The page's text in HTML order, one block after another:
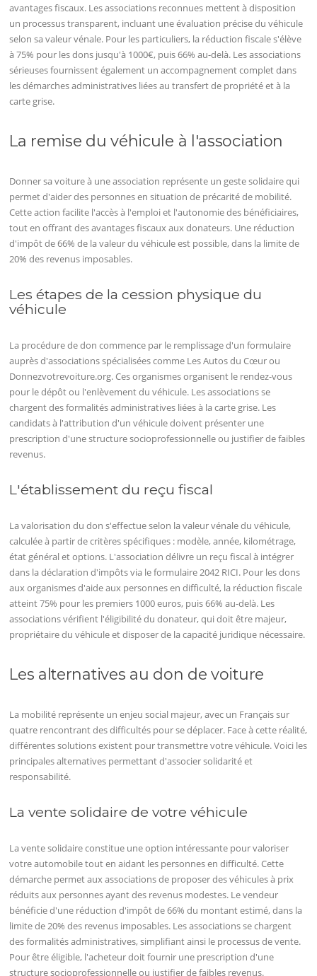
avantages fiscaux. Les associations reconnues mettent à disposition
un processus transparent, incluant une évaluation précise du véhicule
selon sa valeur vénale. Pour les particuliers, la réduction fiscale s'élève
à 75% pour les dons jusqu'à 1000€, puis 66% au-delà. Les associations
sérieuses fournissent également un accompagnement complet dans
les démarches administratives liées au transfert de propriété et à la
carte grise.
La remise du véhicule à l'association
Donner sa voiture à une association représente un geste solidaire qui
permet d'aider des personnes en situation de précarité de mobilité.
Cette action facilite l'accès à l'emploi et l'autonomie des bénéficiaires,
tout en offrant des avantages fiscaux aux donateurs. Une réduction
d'impôt de 66% de la valeur du véhicule est possible, dans la limite de
20% des revenus imposables.
Les étapes de la cession physique du
véhicule
La procédure de don commence par le remplissage d'un formulaire
auprès d'associations spécialisées comme Les Autos du Cœur ou
Donnezvotrevoiture.org. Ces organismes organisent le rendez-vous
pour le dépôt ou l'enlèvement du véhicule. Les associations se
chargent des formalités administratives liées à la carte grise. Les
candidats à l'attribution d'un véhicule doivent présenter une
prescription d'une structure socioprofessionnelle ou justifier de faibles
revenus.
L'établissement du reçu fiscal
La valorisation du don s'effectue selon la valeur vénale du véhicule,
calculée à partir de critères spécifiques : modèle, année, kilométrage,
état général et options. L'association délivre un reçu fiscal à intégrer
dans la déclaration d'impôts via le formulaire 2042 RICI. Pour les dons
aux organismes d'aide aux personnes en difficulté, la réduction fiscale
atteint 75% pour les premiers 1000 euros, puis 66% au-delà. Les
associations vérifient l'éligibilité du donateur, qui doit être majeur,
propriétaire du véhicule et disposer de la capacité juridique nécessaire.
Les alternatives au don de voiture
La mobilité représente un enjeu social majeur, avec un Français sur
quatre rencontrant des difficultés pour se déplacer. Face à cette réalité,
différentes solutions existent pour transmettre votre véhicule. Voici les
principales alternatives permettant d'associer solidarité et
responsabilité.
La vente solidaire de votre véhicule
La vente solidaire constitue une option intéressante pour valoriser
votre automobile tout en aidant les personnes en difficulté. Cette
démarche permet aux associations de proposer des véhicules à prix
réduits aux personnes ayant des revenus modestes. Le vendeur
bénéficie d'une réduction d'impôt de 66% du montant estimé, dans la
limite de 20% des revenus imposables. Les associations se chargent
des formalités administratives, simplifiant ainsi le processus de vente.
Pour être éligible, l'acheteur doit fournir une prescription d'une
structure socioprofessionnelle ou justifier de faibles revenus.